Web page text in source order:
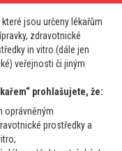
Ve vstupních
l, v moči
jsou určeny lékařům
zdravotnické
in vitro (dále jen
veřejnosti či jiným
prohlašujete, že:
oprávněným
prostředky a